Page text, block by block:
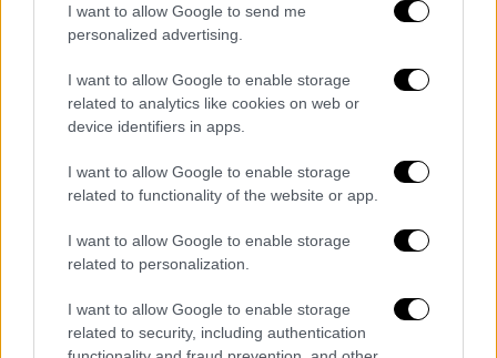
I want to allow Google to send me
personalized advertising.
I want to allow Google to enable storage
related to analytics like cookies on web or
device identifiers in apps.
I want to allow Google to enable storage
related to functionality of the website or app.
I want to allow Google to enable storage
related to personalization.
I want to allow Google to enable storage
related to security, including authentication
Μπριάνσκ, που συνορεύει τόσο με την
Ουκρανίαόσο και με τη Λευκορωσία. Είπε
επίσης ότι η Λευκορωσία έστησε πολύ
γρήγορα σταθμούς ελέγχου στα σύνορα. «Για
αυτό δεν μπόρεσαν να μπουν στη
Λευκορωσία. Το είδαν αυτό και έφυγαν και
πήγαν στην περιοχή των ρωσοουκρανικών
κρατικό πρακτορείο BelTA.
«Ο Πούτιν κι εγώ δεν κοιμηθήκαμε για μία
ημέρα (…) Είχαμε συνεχή επικοινωνία»,
πρόσθεσε. Ο Μπορτνίκοφ είπε ότι η Ρωσία